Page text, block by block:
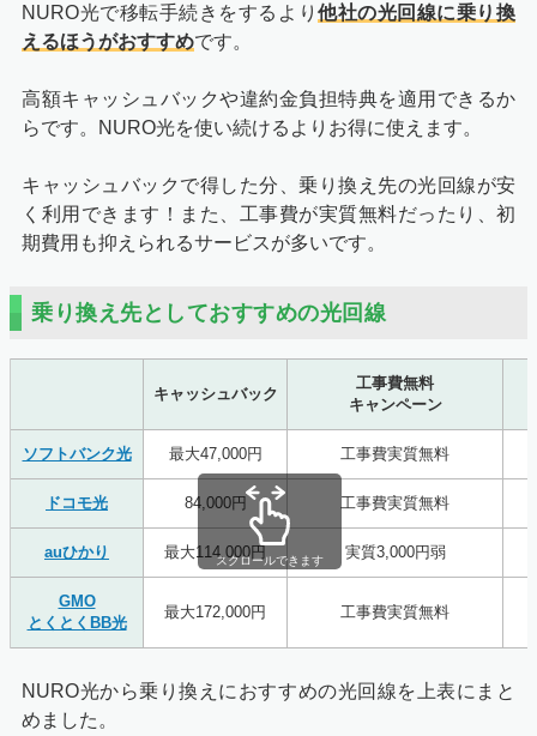
NURO光で移転手続きをするより他社の光回線に乗り換
えるほうがおすすめです。
高額キャッシュバックや違約金負担特典を適用できるか
らです。NURO光を使い続けるよりお得に使えます。
キャッシュバックで得した分、乗り換え先の光回線が安
く利用できます！また、工事費が実質無料だったり、初
期費用も抑えられるサービスが多いです。
乗り換え先としておすすめの光回線
キャッシュバック
工事費無料
キャンペーン
ソフトバンク光 最大47,000円 工事費実質無料
ドコモ光 84,000円 工事費実質無料
auひかり 最大114,000円 実質3,000円弱
GMO
とくとくBB光
最大172,000円 工事費実質無料
スクロールできます
NURO光から乗り換えにおすすめの光回線を上表にまと
めました。